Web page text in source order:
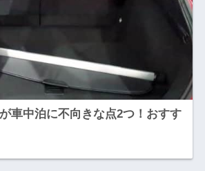
車中泊に不向きな点2つ！おすす